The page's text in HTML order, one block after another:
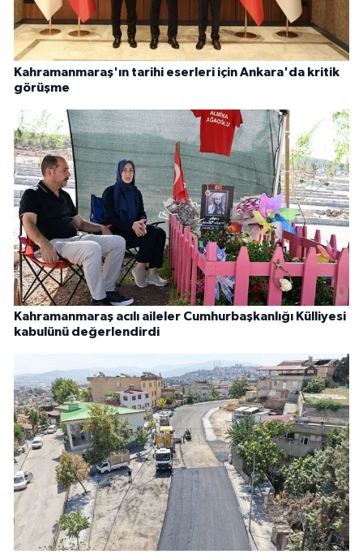
Kahramanmaraş'ın tarihi eserleri için Ankara'da kritik
görüşme
Kahramanmaraş acılı aileler Cumhurbaşkanlığı Külliyesi
kabulünü değerlendirdi